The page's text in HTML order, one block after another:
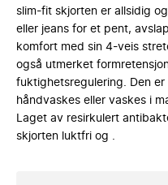
slim-fit skjorten er allsidig
eller jeans for et pent,
komfort med sin 4-veis
også utmerket
fuktighetsregulering. Den
håndvaskes eller vaskes i
Laget av resirkulert
skjorten luktfri og .